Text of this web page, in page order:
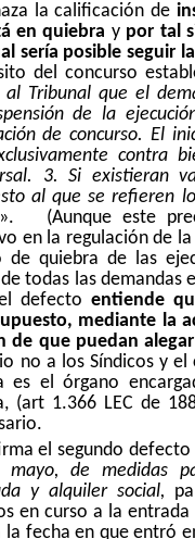
la calificación de
en quiebra y por tal
sería posible seguir
del concurso
al Tribunal que el
de la
de concurso. El
contra
3. Si existieran
al que se refieren
(Aunque este
en la regulación de
de quiebra de las
todas las demandas
el defectoentiende
mediante la
de que puedan
no a los Síndicos y
es el órgano
(art 1.366 LEC de
el segundo
de medidas
y alquiler social,
en curso a la
la fecha en que entró